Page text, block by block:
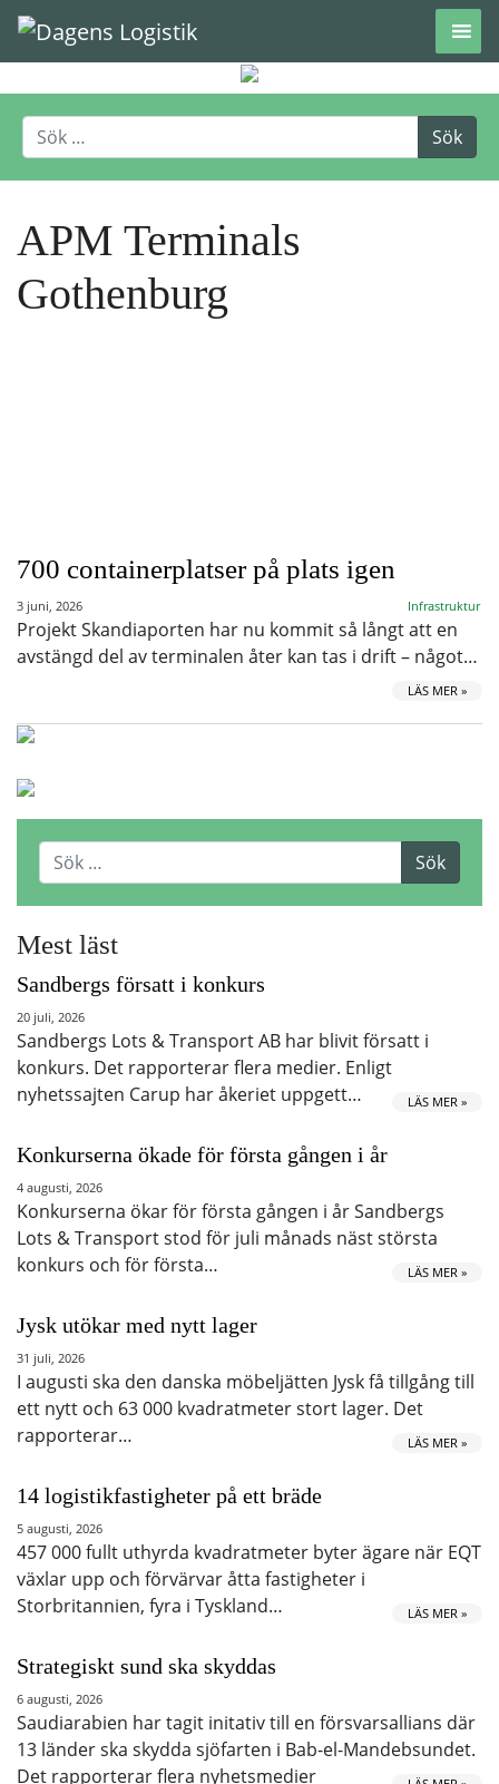
Hoppa till innehåll
APM Terminals
Gothenburg
700 containerplatser på plats igen
3 juni, 2026 Infrastruktur
Projekt Skandiaporten har nu kommit så långt att en
avstängd del av terminalen åter kan tas i drift – något…
LÄS MER »
Mest läst
Sandbergs försatt i konkurs
20 juli, 2026
Sandbergs Lots & Transport AB har blivit försatt i
konkurs. Det rapporterar flera medier. Enligt
nyhetssajten Carup har åkeriet uppgett…
LÄS MER »
Konkurserna ökade för första gången i år
4 augusti, 2026
Konkurserna ökar för första gången i år Sandbergs
Lots & Transport stod för juli månads näst största
konkurs och för första…
LÄS MER »
Jysk utökar med nytt lager
31 juli, 2026
I augusti ska den danska möbeljätten Jysk få tillgång till
ett nytt och 63 000 kvadratmeter stort lager. Det
rapporterar…
LÄS MER »
14 logistikfastigheter på ett bräde
5 augusti, 2026
457 000 fullt uthyrda kvadratmeter byter ägare när EQT
växlar upp och förvärvar åtta fastigheter i
Storbritannien, fyra i Tyskland…
LÄS MER »
Strategiskt sund ska skyddas
6 augusti, 2026
Saudiarabien har tagit initativ till en försvarsallians där
13 länder ska skydda sjöfarten i Bab-el-Mandebsundet.
Det rapporterar flera nyhetsmedier